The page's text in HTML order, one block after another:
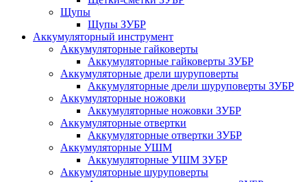
Щупы
Щупы ЗУБР
Аккумуляторный инструмент
Аккумуляторные гайковерты
Аккумуляторные гайковерты ЗУБР
Аккумуляторные дрели шуруповерты
Аккумуляторные дрели шуруповерты ЗУБР
Аккумуляторные ножовки
Аккумуляторные ножовки ЗУБР
Аккумуляторные отвертки
Аккумуляторные отвертки ЗУБР
Аккумуляторные УШМ
Аккумуляторные УШМ ЗУБР
Аккумуляторные шуруповерты